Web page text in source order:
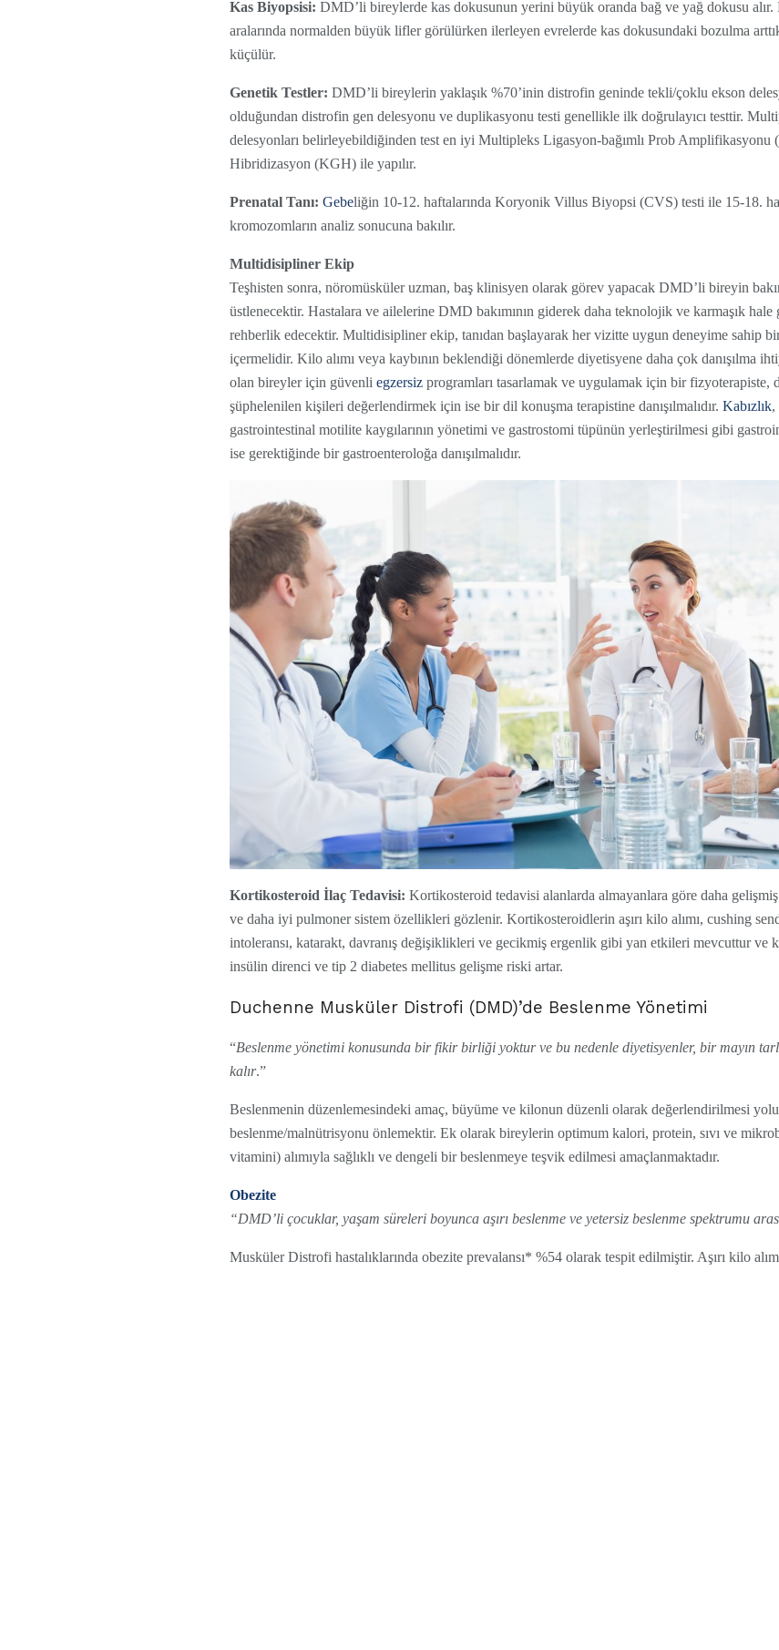
Kas Biyopsisi: DMD’li bireylerde kas dokusunun yerini büyük oranda bağ ve yağ dokusu alır.
aralarında normalden büyük lifler görülürken ilerleyen evrelerde kas dokusundaki bozulma
küçülür.
Genetik Testler: DMD’li bireylerin yaklaşık %70’inin distrofin geninde tekli/çoklu ekson
olduğundan distrofin gen delesyonu ve duplikasyonu testi genellikle ilk doğrulayıcı testtir.
delesyonları belirleyebildiğinden test en iyi Multipleks Ligasyon-bağımlı Prob
Hibridizasyon (KGH) ile yapılır.
Prenatal Tanı: Gebeliğin 10-12. haftalarında Koryonik Villus Biyopsi (CVS) testi ile 15-18.
kromozomların analiz sonucuna bakılır.
Multidisipliner Ekip
Teşhisten sonra, nöromüsküler uzman, baş klinisyen olarak görev yapacak DMD’li bireyin
üstlenecektir. Hastalara ve ailelerine DMD bakımının giderek daha teknolojik ve karmaşık hale
rehberlik edecektir. Multidisipliner ekip, tanıdan başlayarak her vizitte uygun deneyime sahip
içermelidir. Kilo alımı veya kaybının beklendiği dönemlerde diyetisyene daha çok danışılma
olan bireyler için güvenli egzersiz programları tasarlamak ve uygulamak için bir
şüphelenilen kişileri değerlendirmek için ise bir dil konuşma terapistine danışılmalıdır. Kabızlık,
gastrointestinal motilite kaygılarının yönetimi ve gastrostomi tüpünün yerleştirilmesi gibi
ise gerektiğinde bir gastroenteroloğa danışılmalıdır.
Kortikosteroid İlaç Tedavisi: Kortikosteroid tedavisi alanlarda almayanlara göre daha
ve daha iyi pulmoner sistem özellikleri gözlenir. Kortikosteroidlerin aşırı kilo alımı, cushing
intoleransı, katarakt, davranış değişiklikleri ve gecikmiş ergenlik gibi yan etkileri mevcuttur ve
insülin direnci ve tip 2 diabetes mellitus gelişme riski artar.
Duchenne Musküler Distrofi (DMD)’de Beslenme Yönetimi
“Beslenme yönetimi konusunda bir fikir birliği yoktur ve bu nedenle diyetisyenler, bir mayın
kalır.”
Beslenmenin düzenlemesindeki amaç, büyüme ve kilonun düzenli olarak değerlendirilmesi
beslenme/malnütrisyonu önlemektir. Ek olarak bireylerin optimum kalori, protein, sıvı ve
vitamini) alımıyla sağlıklı ve dengeli bir beslenmeye teşvik edilmesi amaçlanmaktadır.
Obezite
“DMD’li çocuklar, yaşam süreleri boyunca aşırı beslenme ve yetersiz beslenme spektrumu
Musküler Distrofi hastalıklarında obezite prevalansı* %54 olarak tespit edilmiştir. Aşırı kilo